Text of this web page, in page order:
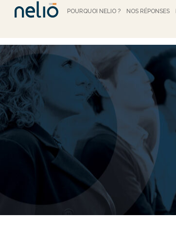
POURQUOI NELIO ? NOS RÉPONSES
extranet